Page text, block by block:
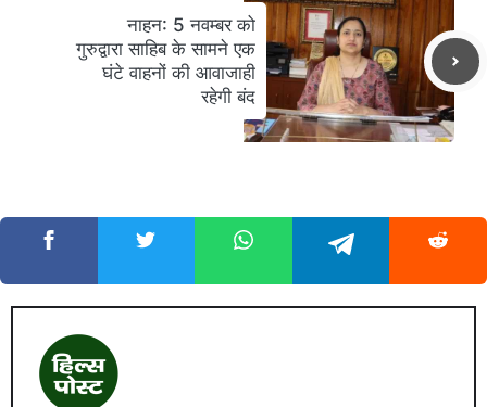
नाहन: 5 नवम्बर को
गुरुद्वारा साहिब के सामने एक
घंटे वाहनों की आवाजाही
रहेगी बंद